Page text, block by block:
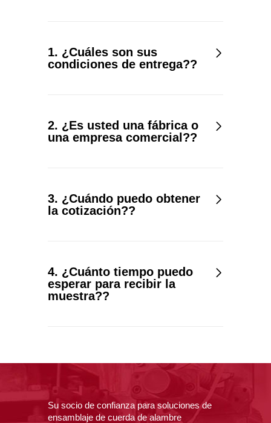
1. ¿Cuáles son sus
condiciones de entrega??
2. ¿Es usted una fábrica o
una empresa comercial??
3. ¿Cuándo puedo obtener
la cotización??
4. ¿Cuánto tiempo puedo
esperar para recibir la
muestra??
Su socio de confianza para soluciones de
ensamblaje de cuerda de alambre